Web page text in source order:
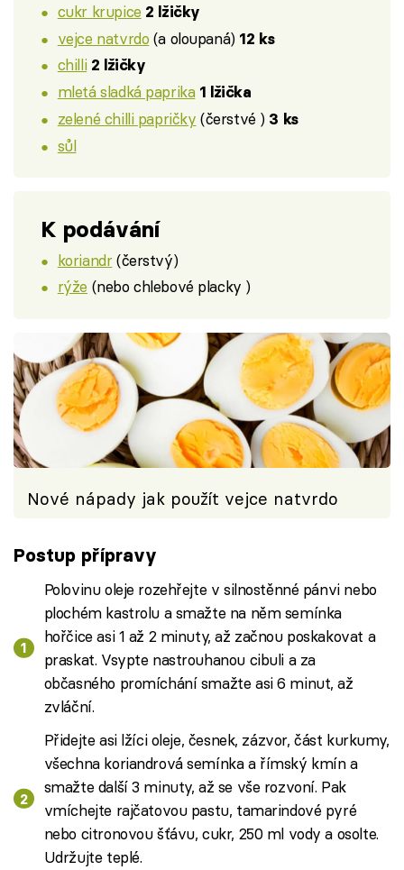
cukr krupice 2 lžičky
vejce natvrdo (a oloupaná) 12 ks
chilli 2 lžičky
mletá sladká paprika 1 lžička
zelené chilli papričky (čerstvé ) 3 ks
sůl
K podávání
koriandr(čerstvý)
rýže (nebo chlebové placky )
Nové nápady jak použít vejce natvrdo
Postup přípravy
Polovinu oleje rozehřejte v silnostěnné pánvi nebo
plochém kastrolu a smažte na něm semínka
hořčice asi 1 až 2 minuty, až začnou poskakovat a
praskat. Vsypte nastrouhanou cibuli a za
občasného promíchání smažte asi 6 minut, až
zvláční.
Přidejte asi lžíci oleje, česnek, zázvor, část kurkumy,
všechna koriandrová semínka a římský kmín a
smažte další 3 minuty, až se vše rozvoní. Pak
vmíchejte rajčatovou pastu, tamarindové pyré
nebo citronovou šťávu, cukr, 250 ml vody a osolte.
Udržujte teplé.